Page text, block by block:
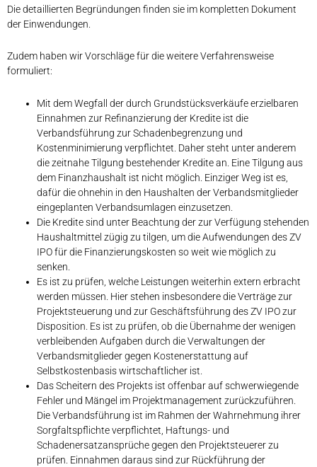
Die detaillierten Begründungen finden sie im kompletten Dokument
der Einwendungen.
Zudem haben wir Vorschläge für die weitere Verfahrensweise
formuliert:
Mit dem Wegfall der durch Grundstücksverkäufe erzielbaren
Einnahmen zur Refinanzierung der Kredite ist die
Verbandsführung zur Schadenbegrenzung und
Kostenminimierung verpflichtet. Daher steht unter anderem
die zeitnahe Tilgung bestehender Kredite an. Eine Tilgung aus
dem Finanzhaushalt ist nicht möglich. Einziger Weg ist es,
dafür die ohnehin in den Haushalten der Verbandsmitglieder
eingeplanten Verbandsumlagen einzusetzen.
Die Kredite sind unter Beachtung der zur Verfügung stehenden
Haushaltmittel zügig zu tilgen, um die Aufwendungen des ZV
IPO für die Finanzierungskosten so weit wie möglich zu
senken.
Es ist zu prüfen, welche Leistungen weiterhin extern erbracht
werden müssen. Hier stehen insbesondere die Verträge zur
Projektsteuerung und zur Geschäftsführung des ZV IPO zur
Disposition. Es ist zu prüfen, ob die Übernahme der wenigen
verbleibenden Aufgaben durch die Verwaltungen der
Verbandsmitglieder gegen Kostenerstattung auf
Selbstkostenbasis wirtschaftlicher ist.
Das Scheitern des Projekts ist offenbar auf schwerwiegende
Fehler und Mängel im Projektmanagement zurückzuführen.
Die Verbandsführung ist im Rahmen der Wahrnehmung ihrer
Sorgfaltspflichte verpflichtet, Haftungs- und
Schadenersatzansprüche gegen den Projektsteuerer zu
prüfen. Einnahmen daraus sind zur Rückführung der